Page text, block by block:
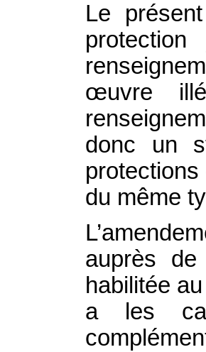
Le
œuvre
donc un
du même
auprès
habilitée
a les